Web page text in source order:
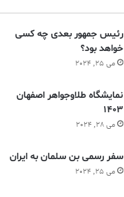
رئیس جمهور بعدی چه کسی
خواهد بود؟
می 25, 2024
نمایشگاه طلاوجواهر اصفهان
1403
می 28, 2024
سفر رسمی بن سلمان به ایران
می 25, 2024